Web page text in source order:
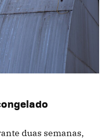
duas semanas,